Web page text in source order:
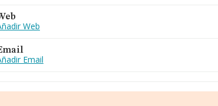
Web
Email